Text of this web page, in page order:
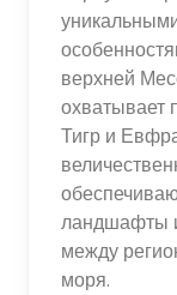
верхней
охватывает
Тигр и
ландшафты
между
моря.